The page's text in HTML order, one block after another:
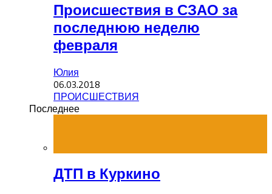
Происшествия в СЗАО за
последнюю неделю
февраля
Юлия
06.03.2018
ПРОИСШЕСТВИЯ
Последнее
ДТП в Куркино